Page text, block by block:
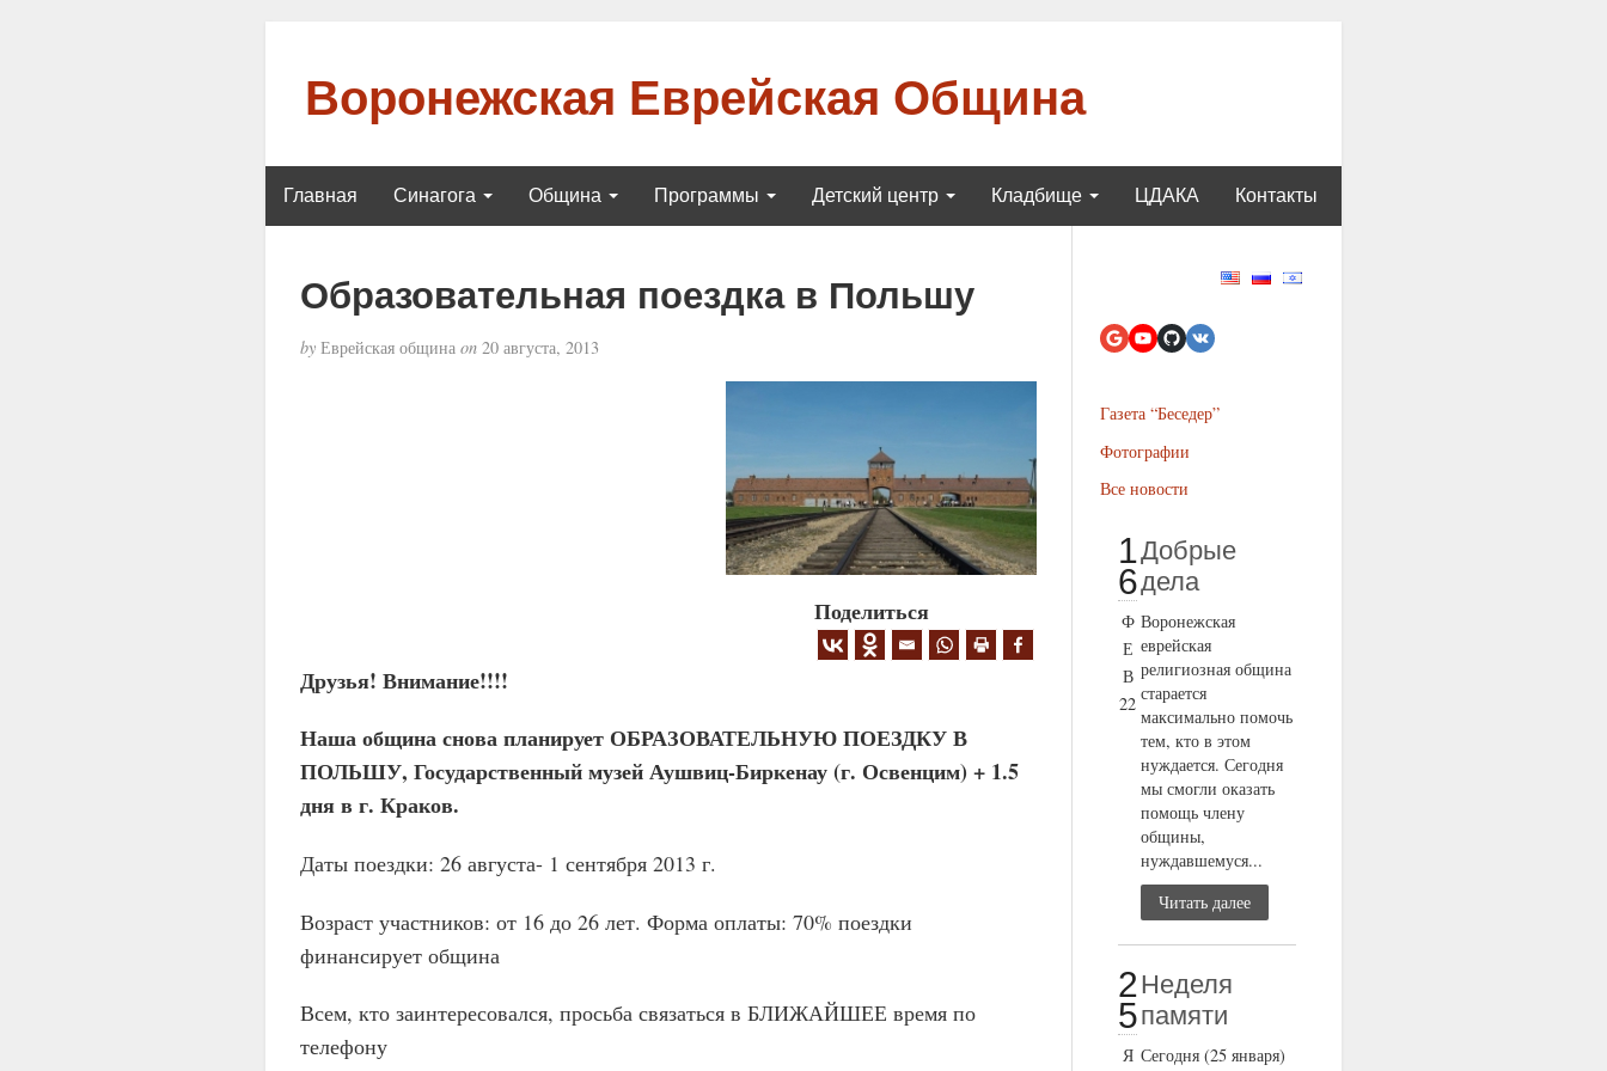
Воронежская Еврейская Община
Главная Синагога Община Программы Детский центр Кладбище ЦДАКА Контакты
Образовательная поездка в Польшу
byЕврейская община on20 августа, 2013
Поделиться
Друзья! Внимание!!!!
Наша община снова планирует ОБРАЗОВАТЕЛЬНУЮ ПОЕЗДКУ В
ПОЛЬШУ, Государственный музей Аушвиц-Биркенау (г. Освенцим) + 1.5
дня в г. Краков.
Даты поездки: 26 августа- 1 сентября 2013 г.
Возраст участников: от 16 до 26 лет. Форма оплаты: 70% поездки
финансирует община
Всем, кто заинтересовался, просьба связаться в БЛИЖАЙШЕЕ время по
телефону
Газета “Беседер”
Фотографии
Все новости
1
6
Ф
Е
В
22
Добрые
дела
Воронежская
еврейская
религиозная община
старается
максимально помочь
тем, кто в этом
нуждается. Сегодня
мы смогли оказать
помощь члену
общины,
нуждавшемуся...
Читать далее
2
5
Я
Неделя
памяти
Сегодня (25 января)